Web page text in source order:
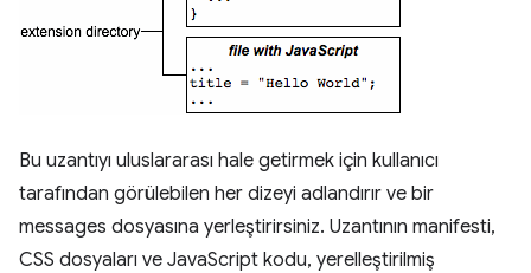
Bu uzantıyı uluslararası hale getirmek için kullanıcı
tarafından görülebilen her dizeyi adlandırır ve bir
messages dosyasına yerleştirirsiniz. Uzantının manifesti,
CSS dosyaları ve JavaScript kodu, yerelleştirilmiş